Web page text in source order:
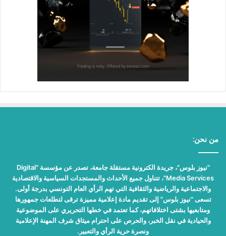
من نحن:
"نيوز بلوس"، جريدة الكترونية مستقلة جامعة، تصدر عن مؤسسة "Digital
Media Services"، تتناول جميع الأحداث والمستجدات السياسية والاقتصادية
والاجتماعية والرياضية والثقافية التي تهم الرأي العام التونسي بدرجة أولى.
تسعى "نيوز بلوس" إلى تقديم مادة إعلامية مميزة ترقى لتطلعات جمهورها
ومتابعيها بشتى اختلافاتهم، كما تعتمد في خطها التحريري على الموضوعية
والحيادية في نقل الخبر، والحرص على احترام ميثاق شرف المهنة الإعلامية
ونصرة حرية الرأي والتعبير.